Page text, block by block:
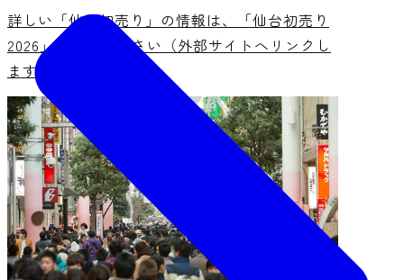
詳しい「仙台初売り」の情報は、「仙台初売り
2026」をご覧ください（外部サイトへリンクし
ます）